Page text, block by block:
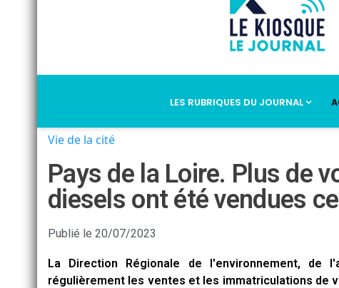
LES RUBRIQUES DU JOURNAL
Vie de la cité
Pays de la Loire. Plus de
diesels ont été vendues
Publié le 20/07/2023
La Direction Régionale de l'environnement, de
régulièrement les ventes et les immatriculations de